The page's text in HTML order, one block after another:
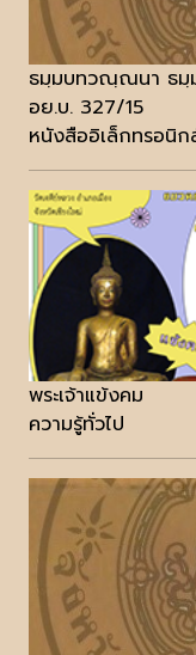
ธมฺมบทวณฺณนา ธมฺ
อย.บ. 327/15
หนังสืออิเล็กทรอนิก
พระเจ้าแข้งคม
ความรู้ทั่วไป